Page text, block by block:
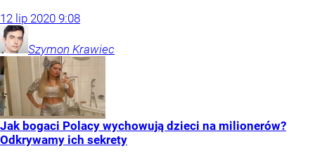
12 lip 2020 9:08
Szymon Krawiec
Jak bogaci Polacy wychowują dzieci na milionerów?
Odkrywamy ich sekrety